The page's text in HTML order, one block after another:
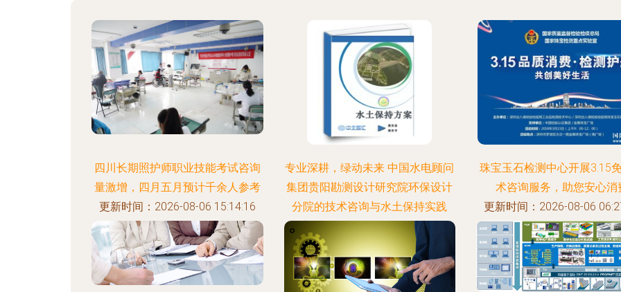
四川长期照护师职业技能考试咨询
量激增，四月五月预计千余人参考
更新时间：2026-08-06 15:14:16
专业深耕，绿动未来 中国水电顾问
集团贵阳勘测设计研究院环保设计
分院的技术咨询与水土保持实践
更新时间：2026-08-06 22:43:45
珠宝玉石检测中心开展3.15
术咨询服务，助您安心消
更新时间：2026-08-06